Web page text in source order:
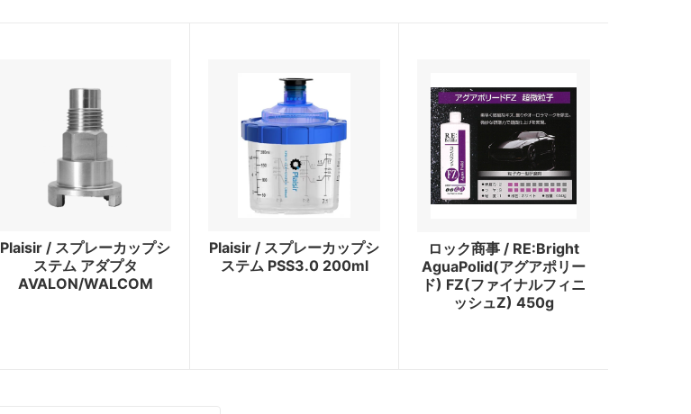
Plaisir / スプレーカップシ
ステム アダプタ
AVALON/WALCOM
Plaisir / スプレーカップシ
ステム PSS3.0 200ml
ロック商事 / RE:Bright
AguaPolid(アグアポリー
ド) FZ(ファイナルフィニ
ッシュZ) 450g